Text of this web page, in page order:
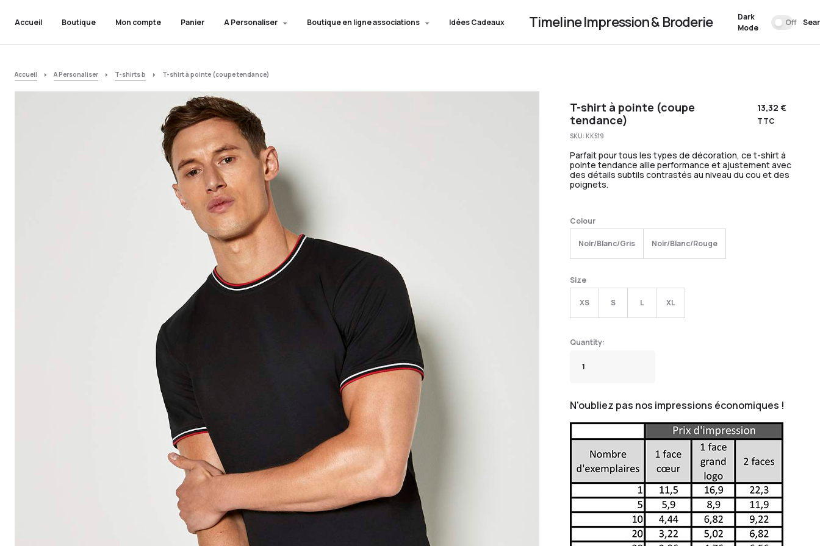
Accueil Boutique Mon compte Panier A Personaliser Boutique en ligne associations Idées Cadeaux Timeline Impression & Broderie
Dark
Mode
Off
Accueil A Personaliser T-shirts b T-shirt à pointe (coupe tendance)
T-shirt à pointe (coupe
tendance)
13,32€
TTC
SKU: KK519
Parfait pour tous les types de décoration, ce t-shirt à
pointe tendance allie performance et ajustement avec
des détails subtils contrastés au niveau du cou et des
poignets.
Colour
Noir/Blanc/Gris Noir/Blanc/Rouge
Size
XS S L XL
N'oubliez pas nos impressions économiques !